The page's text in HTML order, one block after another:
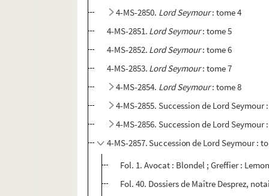
4-MS-2850. Lord Seymour: tome 4
4-MS-2851. Lord Seymour: tome 5
4-MS-2852. Lord Seymour: tome 6
4-MS-2853. Lord Seymour: tome 7
4-MS-2854. Lord Seymour: tome 8
4-MS-2855. Succession de Lord Seymour
4-MS-2856. Succession de Lord Seymour
4-MS-2857. Succession de Lord Seymour :
Fol. 1. Avocat : Blondel ; Greffier :
Fol. 40. Dossiers de Maître Desprez,